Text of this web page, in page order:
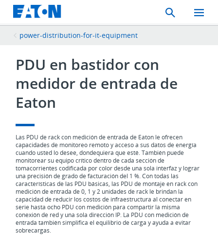
Search
Toggle
Mobile
power-distribution-for-it-equipment
PDU en bastidor con
medidor de entrada de
Eaton
Las PDU de rack con medición de entrada de Eaton le ofrecen
capacidades de monitoreo remoto y acceso a sus datos de energía
cuando usted lo desee, dondequiera que esté. También puede
monitorear su equipo crítico dentro de cada sección de
tomacorrientes codificada por color desde una sola interfaz y lograr
una precisión de grado de facturación del 1 %. Con todas las
características de las PDU básicas, las PDU de montaje en rack con
medición de entrada de 0, 1 y 2 unidades de rack le brindan la
capacidad de reducir los costos de infraestructura al conectar en
serie hasta ocho PDU con medición para compartir la misma
conexión de red y una sola dirección IP. La PDU con medición de
entrada también simplifica el equilibrio de carga y ayuda a evitar
sobrecargas.